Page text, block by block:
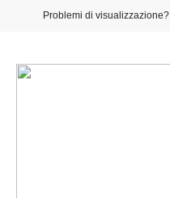
Problemi di visualizzazione?